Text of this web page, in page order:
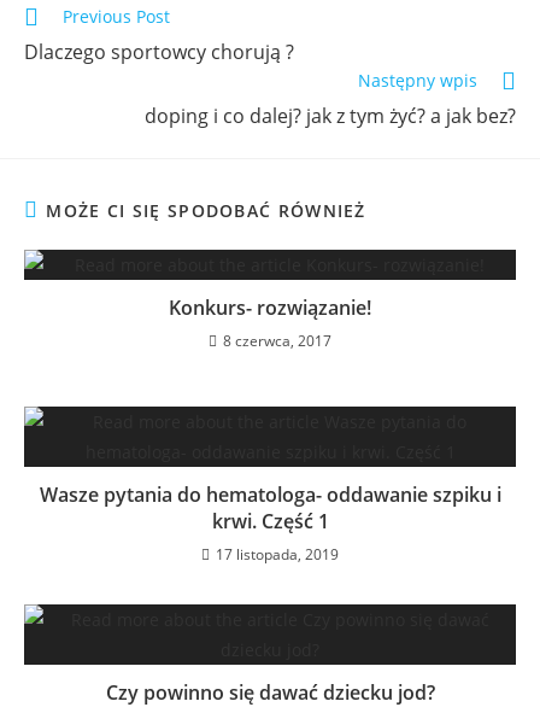
Previous Post
Dlaczego sportowcy chorują ?
Następny wpis
doping i co dalej? jak z tym żyć? a jak bez?
MOŻE CI SIĘ SPODOBAĆ RÓWNIEŻ
Konkurs- rozwiązanie!
8 czerwca, 2017
Wasze pytania do hematologa- oddawanie szpiku i
krwi. Część 1
17 listopada, 2019
Czy powinno się dawać dziecku jod?